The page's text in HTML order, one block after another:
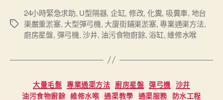
Tags
24小時緊急求助, U型隔器, 企缸, 修改, 化糞, 吸糞車, 地台
渠嚴重淤塞, 大型彈弓機, 大廈街鋪渠淤塞,專業通渠方法,
廚房星盤, 彈弓機,沙井, 油污食物廚餘, 浴缸,維修水喉
Categories
大量毛髮 專業通渠方法 廚房星盤 彈弓機 沙井
油污食物廚餘 維修水喉 通渠教學 通渠服務 防水工程